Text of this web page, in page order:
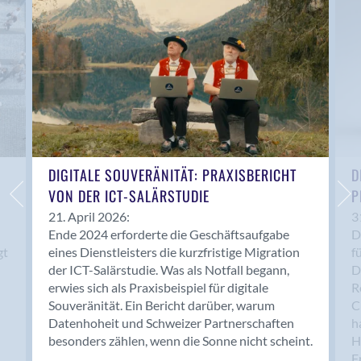
Anwil
Appenzell
Au SG
Baar
Baden
Balsthal
Balzers
Basel
Bassersdorf
Belp
Bendern
Benken (SG)
Bergdietikon
Berlin
Bern
Bern - Liebefeld
DIGITALE SOUVERÄNITÄT: PRAXISBERICHT
VON DER ICT-SALÄRSTUDIE
21. April 2026:
Ende 2024 erforderte die Geschäftsaufgabe
eines Dienstleisters die kurzfristige Migration
der ICT-Salärstudie. Was als Notfall begann,
erwies sich als Praxisbeispiel für digitale
Souveränität. Ein Bericht darüber, warum
Datenhoheit und Schweizer Partnerschaften
besonders zählen, wenn die Sonne nicht scheint.